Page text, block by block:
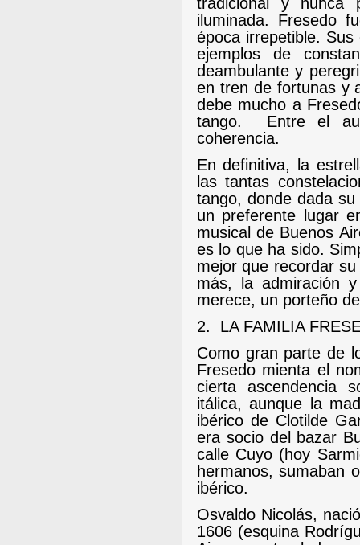
iluminada. Fresedo
época irrepetible.
ejemplos de
deambulante y
en tren de fortunas y
debe mucho a
tango.
Entre el
coherencia.
En definitiva, la
las tantas
tango, donde dada
un preferente lugar
musical de Buenos
es lo que ha sido.
mejor que recordar
más, la admiración
merece, un porteño
2.
LA FAMILIA
Como gran parte de
Fresedo mienta el
cierta ascendencia
itálica, aunque la
ibérico de Clotilde
era socio del bazar
calle Cuyo (hoy
hermanos, sumaban
ibérico.
Osvaldo Nicolás,
1606 (esquina